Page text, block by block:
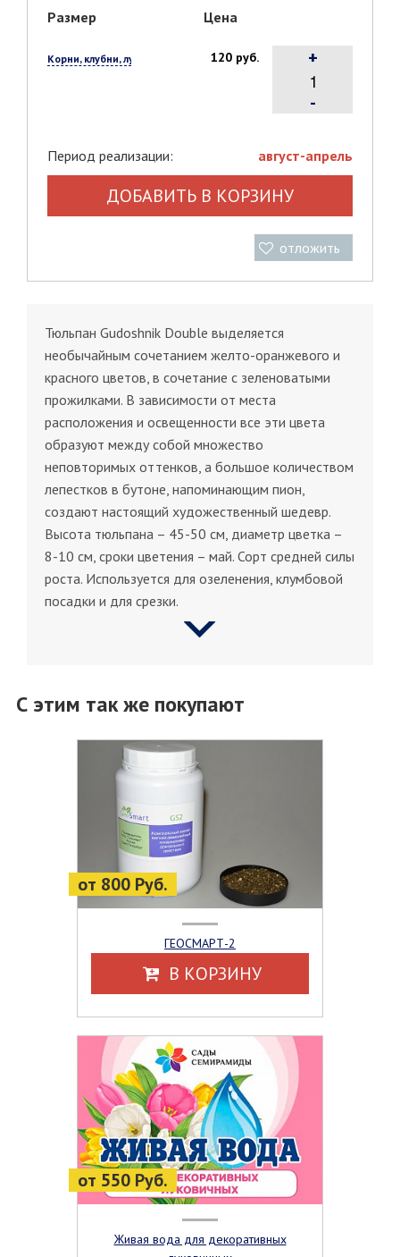
Размер Цена
Корни, клубни, луковицы, 1 шт. 120 руб.
-
+
Период реализации: август-апрель
ДОБАВИТЬ В КОРЗИНУ
отложить
Тюльпан Gudoshnik Double выделяется
необычайным сочетанием желто-оранжевого и
красного цветов, в сочетание с зеленоватыми
прожилками. В зависимости от места
расположения и освещенности все эти цвета
образуют между собой множество
неповторимых оттенков, а большое количеством
лепестков в бутоне, напоминающим пион,
создают настоящий художественный шедевр.
Высота тюльпана – 45-50 см, диаметр цветка –
8-10 см, сроки цветения – май. Сорт средней силы
роста. Используется для озеленения, клумбовой
посадки и для срезки.
С этим так же покупают
от 800 Руб.
ГЕОСМАРТ-2
В КОРЗИНУ
от 550 Руб.
Живая вода для декоративных